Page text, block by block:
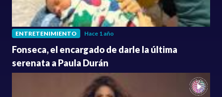
ENTRETENIMIENTO Hace 1 año
Fonseca, el encargado de darle la última
serenata a Paula Durán